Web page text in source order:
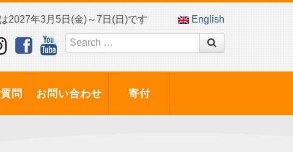
2027年3月5日(金)～7日(日)です English
問 お問い合わせ 寄付